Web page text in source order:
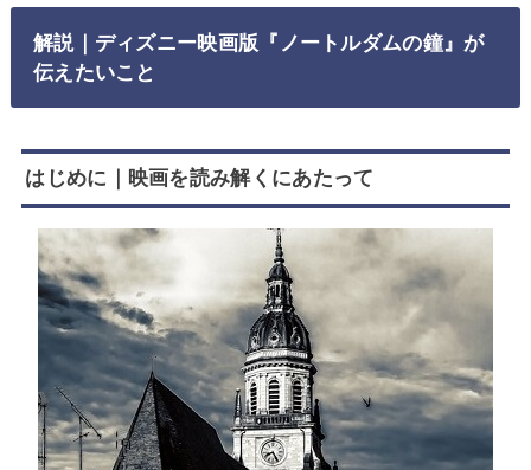
解説｜ディズニー映画版『ノートルダムの鐘』が
伝えたいこと
はじめに｜映画を読み解くにあたって